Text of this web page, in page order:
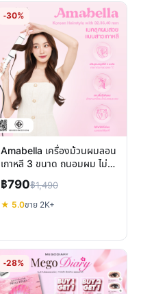
-30%
Amabella เครื่องม้วนผมลอน
เกาหลี 3 ขนาด ถนอมผม ไม่ชี้
ฟู มี มอก.
฿790฿1,490
★ 5.0ขาย 2K+
-28%